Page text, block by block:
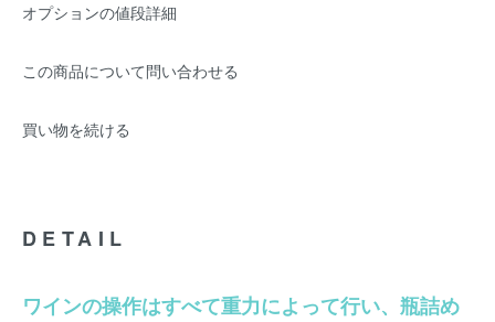
オプションの値段詳細
この商品について問い合わせる
買い物を続ける
DETAIL
ワインの操作はすべて重力によって行い、瓶詰め